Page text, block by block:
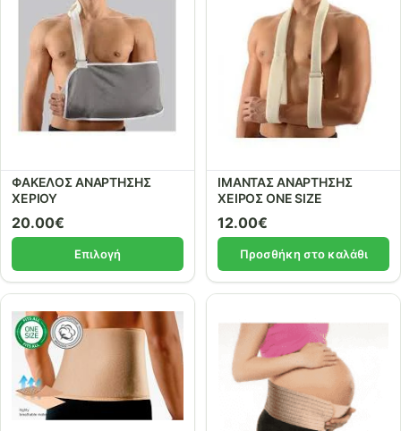
ΦΑΚΕΛΟΣ ΑΝΑΡΤΗΣΗΣ
ΧΕΡΙΟΥ
20.00€
Επιλογή
ΙΜΑΝΤΑΣ ΑΝΑΡΤΗΣΗΣ
ΧΕΙΡΟΣ ONE SIZE
12.00€
Προσθήκη στο καλάθι